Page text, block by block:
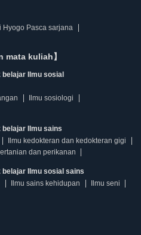
Hyogo Pasca sarjana
mata kuliah】
Ilmu sosial
Ilmu sosiologi
Ilmu sains
Ilmu kedokteran dan kedokteran gigi
dan perikanan
Ilmu sosial sains
Ilmu sains kehidupan
Ilmu seni